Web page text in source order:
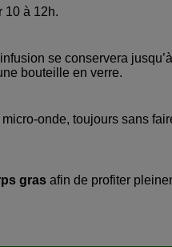
10 à 12h.
se conservera
bouteille en verre.
onde, toujours sans
gras afin de profiter